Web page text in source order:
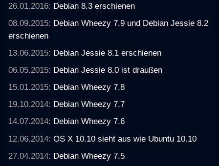
26.01.2016: Debian 8.3 erschienen
08.09.2015: Debian Wheezy 7.9 und Debian Jessie 8.2
erschienen
13.06.2015: Debian Jessie 8.1 erschienen
06.05.2015: Debian Jessie 8.0 ist draußen
15.01.2015: Debian Wheezy 7.8
19.10.2014: Debian Wheezy 7.7
14.07.2014: Debian Wheezy 7.6
12.06.2014:OS X 10.10 sieht aus wie Ubuntu 10.10
27.04.2014: Debian Wheezy 7.5